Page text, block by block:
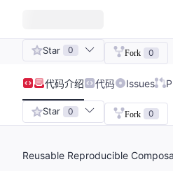
Star 0 Fork 0
代码介绍 代码 Issues
Star 0 Fork 0
Reusable Reproducible